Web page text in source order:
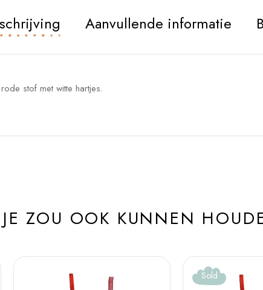
Aanvullende informatie
stof met witte hartjes.
JE ZOU OOK KUNNEN
Sold